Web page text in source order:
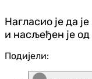
Нагласио је да
и насљеђен је
Подијели: